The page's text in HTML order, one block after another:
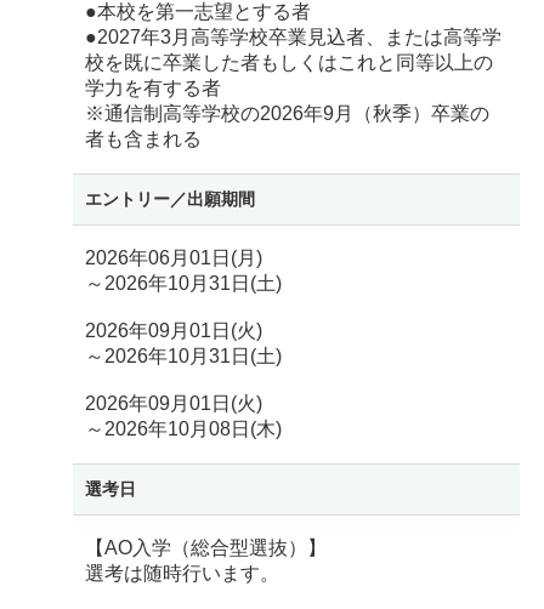
●本校を第一志望とする者
●2027年3月高等学校卒業見込者、または高等学
校を既に卒業した者もしくはこれと同等以上の
学力を有する者
※通信制高等学校の2026年9月（秋季）卒業の
者も含まれる
エントリー／出願期間
2026年06月01日(月)
～2026年10月31日(土)
2026年09月01日(火)
～2026年10月31日(土)
2026年09月01日(火)
～2026年10月08日(木)
選考日
【AO入学（総合型選抜）】
選考は随時行います。